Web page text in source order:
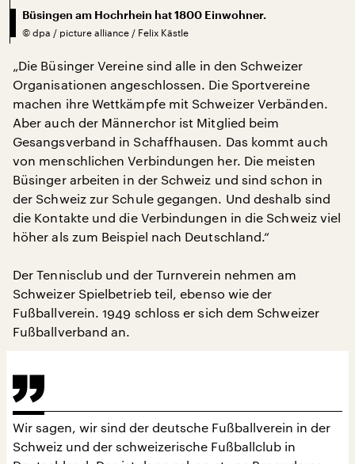
Büsingen am Hochrhein hat 1800 Einwohner.
© dpa / picture alliance / Felix Kästle
„Die Büsinger Vereine sind alle in den Schweizer
Organisationen angeschlossen. Die Sportvereine
machen ihre Wettkämpfe mit Schweizer Verbänden.
Aber auch der Männerchor ist Mitglied beim
Gesangsverband in Schaffhausen. Das kommt auch
von menschlichen Verbindungen her. Die meisten
Büsinger arbeiten in der Schweiz und sind schon in
der Schweiz zur Schule gegangen. Und deshalb sind
die Kontakte und die Verbindungen in die Schweiz viel
höher als zum Beispiel nach Deutschland.“
Der Tennisclub und der Turnverein nehmen am
Schweizer Spielbetrieb teil, ebenso wie der
Fußballverein. 1949 schloss er sich dem Schweizer
Fußballverband an.
Wir sagen, wir sind der deutsche Fußballverein in der
Schweiz und der schweizerische Fußballclub in